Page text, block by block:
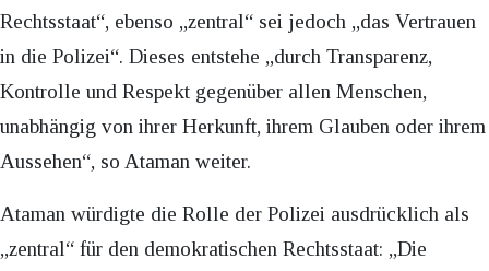
Rechtsstaat“, ebenso „zentral“ sei jedoch „das Vertrauen
in die Polizei“. Dieses entstehe „durch Transparenz,
Kontrolle und Respekt gegenüber allen Menschen,
unabhängig von ihrer Herkunft, ihrem Glauben oder ihrem
Aussehen“, so Ataman weiter.
Ataman würdigte die Rolle der Polizei ausdrücklich als
„zentral“ für den demokratischen Rechtsstaat: „Die